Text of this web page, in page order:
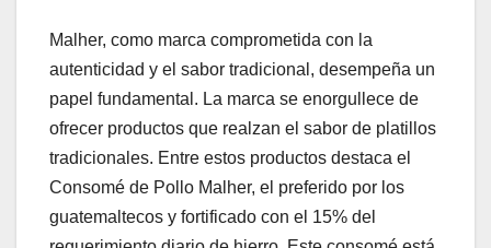
Malher, como marca comprometida con la
autenticidad y el sabor tradicional, desempeña un
papel fundamental. La marca se enorgullece de
ofrecer productos que realzan el sabor de platillos
tradicionales. Entre estos productos destaca el
Consomé de Pollo Malher, el preferido por los
guatemaltecos y fortificado con el 15% del